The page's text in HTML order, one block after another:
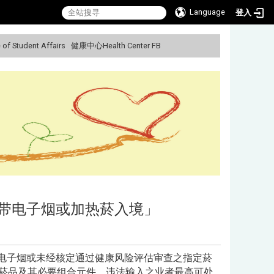
Language 登入
of Student Affairs 健康中心Health Center FB
子烟或加热菸入境」
子烟或未经核定通过健康风险评估审查之指定菸
品及其必要组合元件，违法输入之业者最高可处